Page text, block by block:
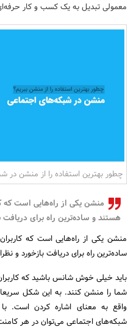
معمولی تبدیل به یک کسب و کار
چطور بهترین استفاده را از منشن در
منشن یکی از راه‌هایی است که
هستند و ساده‌ترین راه برای
منشن یکی از راه‌هایی است که
ساده‌ترین راه برای دریافت بازخورد و
باید خیلی خوش شانس باشید که
شما را منشن کنند. به این شکل
واقع به معنای اشاره کردن است.
شبکه‌های اجتماعی می‌توان در هر